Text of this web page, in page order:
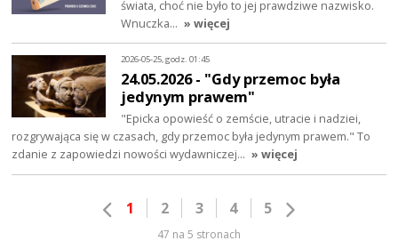
świata, choć nie było to jej prawdziwe nazwisko.
Wnuczka… » więcej
2026-05-25, godz. 01:45
24.05.2026 - "Gdy przemoc była
jedynym prawem"
"Epicka opowieść o zemście, utracie i nadziei,
rozgrywająca się w czasach, gdy przemoc była jedynym prawem." To
zdanie z zapowiedzi nowości wydawniczej… » więcej
1 2 3 4 5
47 na 5 stronach